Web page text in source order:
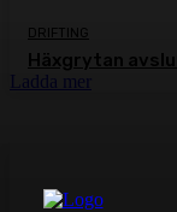
DRIFTING
Häxgrytan
Ladda mer